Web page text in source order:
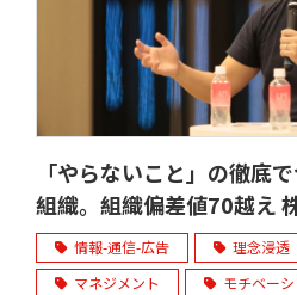
「やらないこと」の徹底
組織。組織偏差値70越え
情報-通信-広告 理念浸透
マネジメント
モチベー